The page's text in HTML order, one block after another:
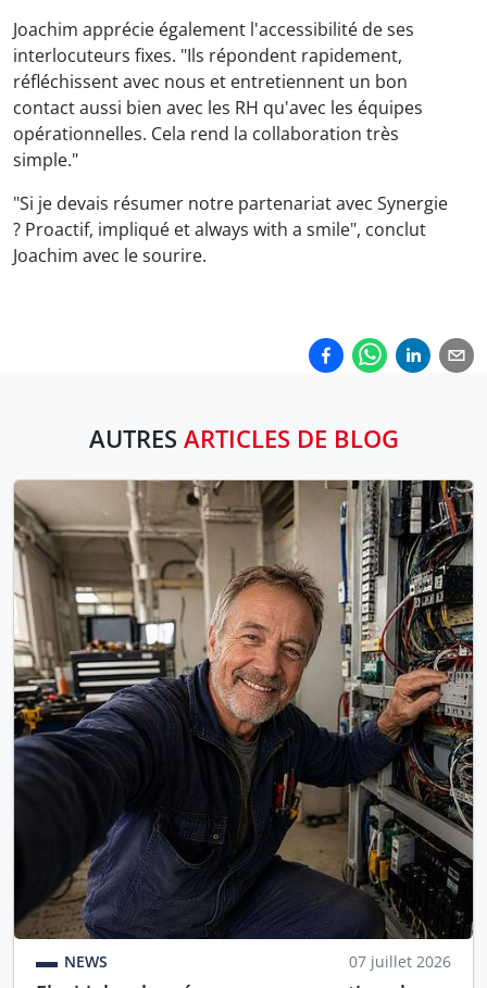
Joachim apprécie également l'accessibilité de ses
interlocuteurs fixes. "Ils répondent rapidement,
réfléchissent avec nous et entretiennent un bon
contact aussi bien avec les RH qu'avec les équipes
opérationnelles. Cela rend la collaboration très
simple."
"Si je devais résumer notre partenariat avec Synergie
? Proactif, impliqué et always with a smile", conclut
Joachim avec le sourire.
AUTRES ARTICLES DE BLOG
NEWS 07 juillet 2026